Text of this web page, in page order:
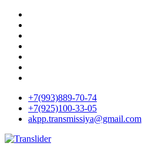
+7(993)889-70-74
+7(925)100-33-05
akpp.transmissiya@gmail.com